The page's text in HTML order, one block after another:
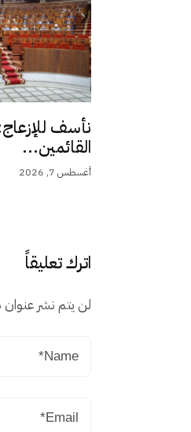
نأسف
القائمين...
أغسطس 7, 2026
اترك تعليقاً
لن يتم نشر عنوان